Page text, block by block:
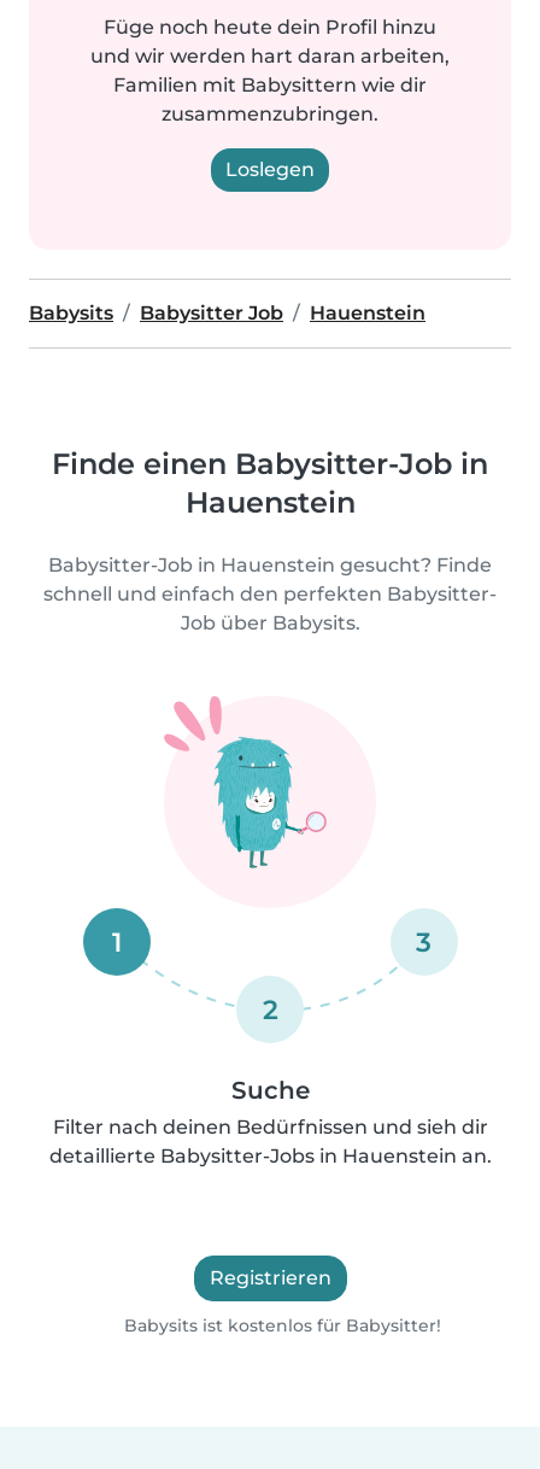
Füge noch heute dein Profil hinzu
und wir werden hart daran arbeiten,
Familien mit Babysittern wie dir
zusammenzubringen.
Loslegen
Babysits Babysitter Job Hauenstein
Finde einen Babysitter-Job in
Hauenstein
Babysitter-Job in Hauenstein gesucht? Finde
schnell und einfach den perfekten Babysitter-
Job über Babysits.
1
2
3
Suche
Filter nach deinen Bedürfnissen und sieh dir
detaillierte Babysitter-Jobs in Hauenstein an.
Registrieren
Babysits ist kostenlos für Babysitter!